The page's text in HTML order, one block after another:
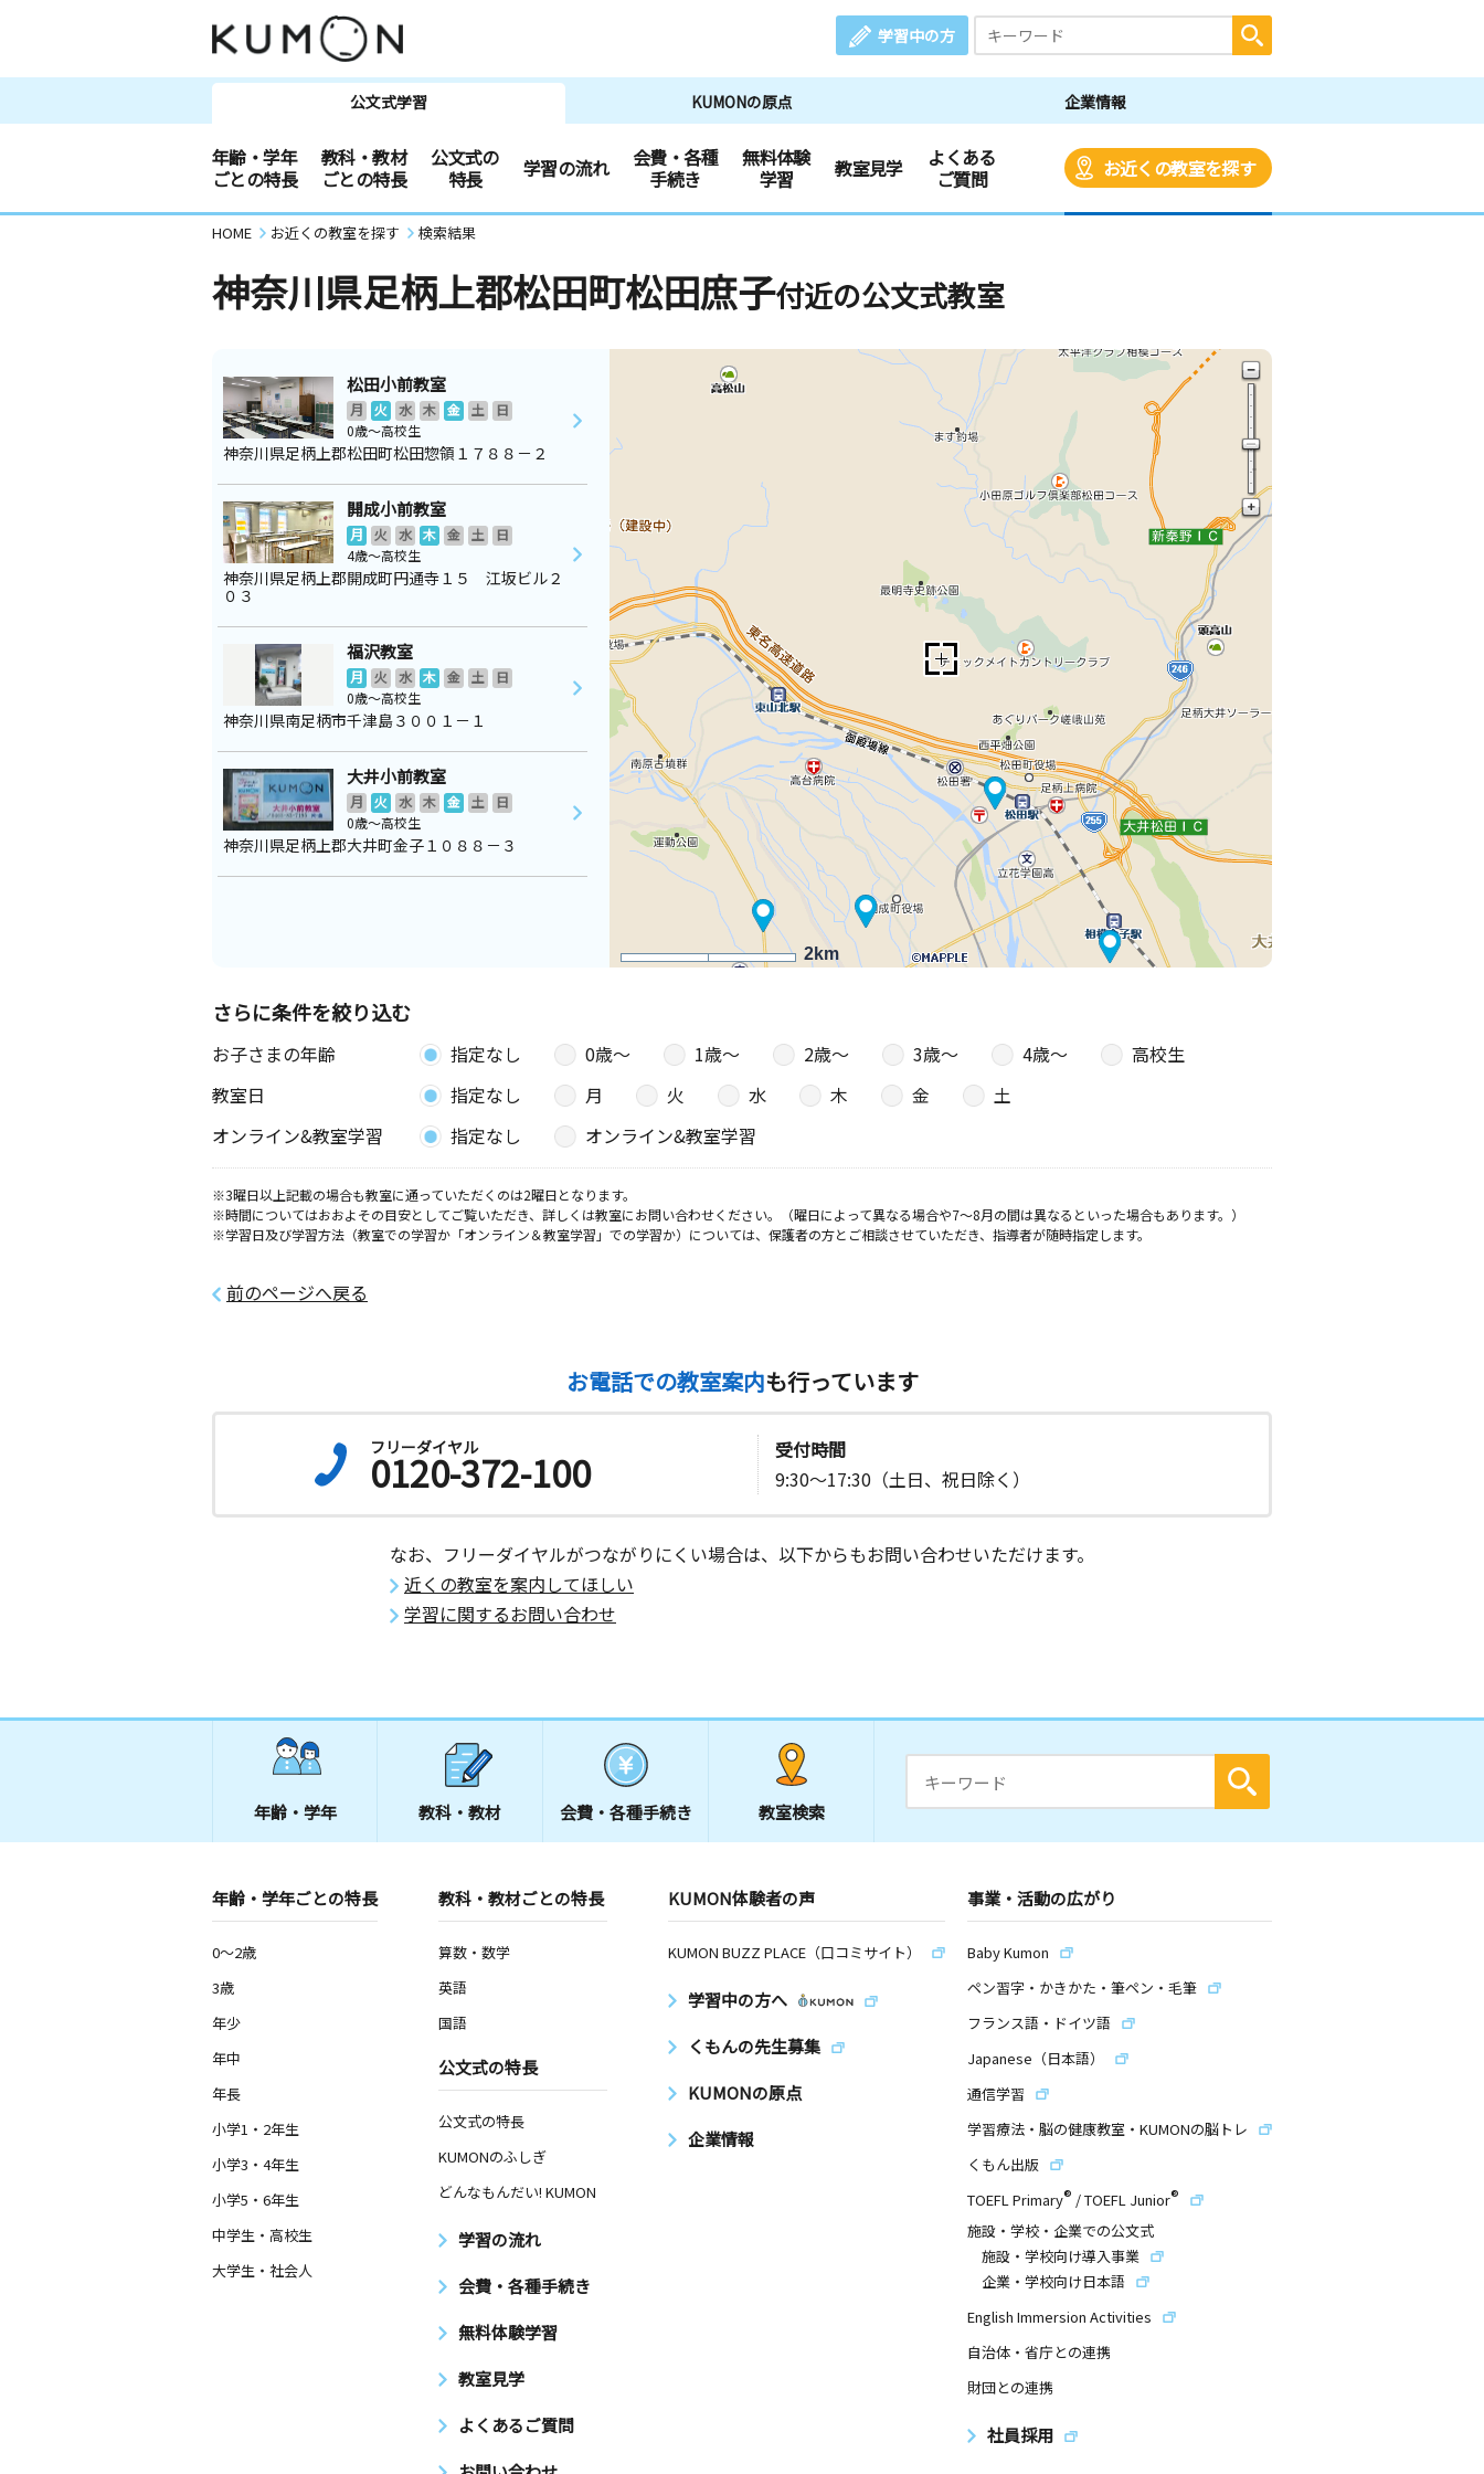
学習中の方
公文式学習 KUMONの原点 企業情報
年齢・学年
ごとの特長
教科・教材
ごとの特長
公文式の
特長
学習の流れ
会費・各種
手続き
無料体験
学習
教室見学
よくある
ご質問
お近くの教室を探す
HOME お近くの教室を探す 検索結果
神奈川県足柄上郡松田町松田庶子付近の公文式教室
2km
松田小前教室
月 火 水 木 金 土
日
0歳～高校生
神奈川県足柄上郡松田町松田惣領１７８８－２
開成小前教室
月 火 水 木 金 土
日
4歳～高校生
神奈川県足柄上郡開成町円通寺１５ 江坂ビル２
０３
福沢教室
月 火 水 木 金 土
日
0歳～高校生
神奈川県南足柄市千津島３００１－１
大井小前教室
月 火 水 木 金 土
日
0歳～高校生
神奈川県足柄上郡大井町金子１０８８－３
さらに条件を絞り込む
お子さまの年齢 指定なし 0歳〜 1歳〜 2歳〜 3歳〜 4歳〜
高校生
教室日
指定なし 月 火 水 木 金
土
オンライン&教室学習
指定なし オンライン&教室学習
※3曜日以上記載の場合も教室に通っていただくのは2曜日となります。
※時間についてはおおよその目安としてご覧いただき、詳しくは教室にお問い合わせください。（曜日によって異なる場合や7～8月の間は異なるといった場合もあります。）
※学習日及び学習方法（教室での学習か「オンライン＆教室学習」での学習か）については、保護者の方とご相談させていただき、指導者が随時指定します。
前のページへ戻る
お電話での教室案内も行っています
フリーダイヤル
0120-372-100
受付時間
9:30～17:30（土日、祝日除く）
なお、フリーダイヤルがつながりにくい場合は、以下からもお問い合わせいただけます。
近くの教室を案内してほしい
学習に関するお問い合わせ
年齢・学年 教科・教材 会費・ 各種手続き 教室検索
年齢・学年ごとの特長
0～2歳
3歳
年少
年中
年長
小学1・2年生
小学3・4年生
小学5・6年生
中学生・高校生
大学生・社会人
教科・教材ごとの特長
算数・数学
英語
国語
公文式の特長
公文式の特長
KUMONのふしぎ
どんなもんだい! KUMON
学習の流れ
会費・各種手続き
無料体験学習
教室見学
よくあるご質問
KUMON体験者の声
KUMON BUZZ PLACE（口コミサイト）
学習中の方へ
くもんの先生募集
KUMONの原点
企業情報
事業・活動の広がり
Baby Kumon
ペン習字・かきかた・筆ペン・毛筆
フランス語・ドイツ語
Japanese（日本語）
通信学習
学習療法・脳の健康教室・KUMONの脳トレ
くもん出版
TOEFL Primary® /TOEFL Junior®
施設・学校・企業での公文式
施設・学校向け導入事業
企業・学校向け日本語
English Immersion Activities
自治体・省庁との連携
財団との連携
社員採用